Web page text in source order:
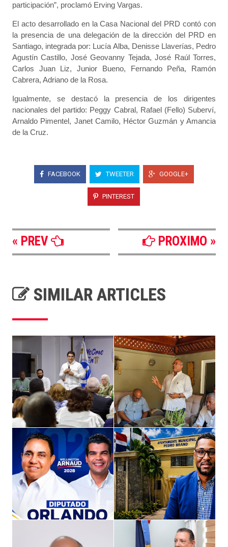
participación”, proclamó Erving Vargas.
El acto desarrollado en la Casa Nacional del PRD contó con
la presencia de una delegación de la dirección del PRD en
Santiago, integrada por: Lucía Alba, Denisse Llaverías, Pedro
Agustín Castillo, José Geovanny Tejada, José Raúl Torres,
Carlos Juan Liz, Junior Bueno, Fernando Peña, Ramón
Cabrera, Adriano de la Rosa.
Igualmente, se destacó la presencia de los dirigentes
nacionales del partido: Peggy Cabral, Rafael (Fello) Suberví,
Arnaldo Pimentel, Janet Camilo, Héctor Guzmán y Amancia
de la Cruz.
FACEBOOK TWEETER GOOGLE+
PINTEREST
« PREV PROXIMO »
SIMILAR ARTICLES